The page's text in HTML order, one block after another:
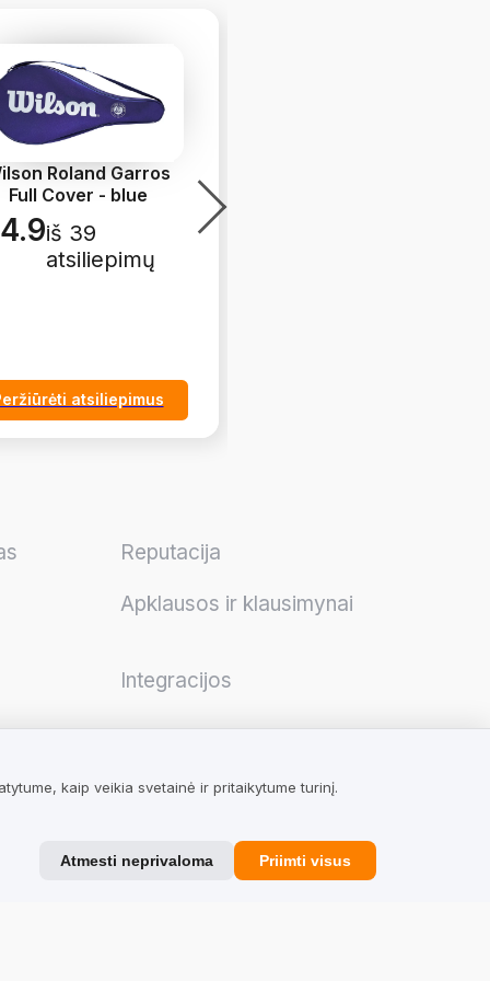
Roland Garros
Full Cover - blue
4.9iš 39
atsiliepimų
atsiliepimus
Reputacija
Apklausos ir klausimynai
Integracijos
TrustMate
kaip veikia svetainė ir pritaikytume turinį.
Atmesti neprivaloma Priimti visus